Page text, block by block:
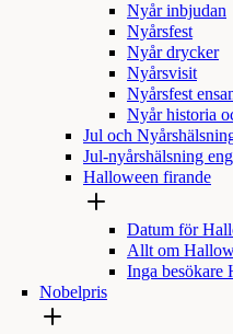
Nyår inbjudan
Nyårsfest
Nyår drycker
Nyårsvisit
Nyårsfest
Nyår historia
Jul och
Jul-nyårshälsning
Halloween firande
Datum för
Allt om
Inga besökare
Nobelpris